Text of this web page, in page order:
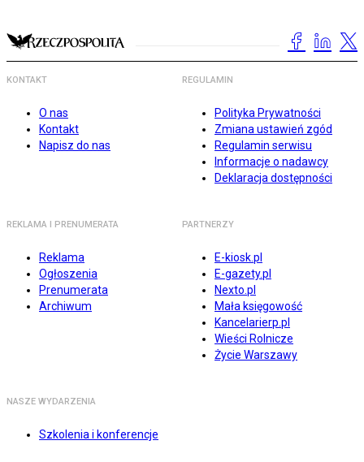
KONTAKT
O nas
Kontakt
Napisz do nas
REGULAMIN
Polityka Prywatności
Zmiana ustawień zgód
Regulamin serwisu
Informacje o nadawcy
Deklaracja dostępności
REKLAMA I PRENUMERATA
Reklama
Ogłoszenia
Prenumerata
Archiwum
PARTNERZY
E-kiosk.pl
E-gazety.pl
Nexto.pl
Mała księgowość
Kancelarierp.pl
Wieści Rolnicze
Życie Warszawy
NASZE WYDARZENIA
Szkolenia i konferencje